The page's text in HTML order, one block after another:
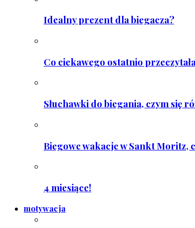
Idealny prezent dla biegacza?
Co ciekawego ostatnio
Słuchawki do biegania, czym się
Biegowe wakacje w Sankt Moritz,
4 miesiące!
motywacja